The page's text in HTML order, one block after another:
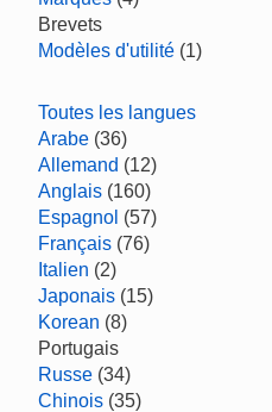
Brevets
Modèles d'utilité (1)
Toutes les langues
Arabe (36)
Allemand (12)
Anglais (160)
Espagnol (57)
Français (76)
Italien (2)
Japonais (15)
Korean (8)
Portugais
Russe (34)
Chinois (35)